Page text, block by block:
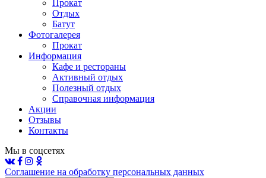
Прокат
Отдых
Батут
Фотогалерея
Прокат
Информация
Кафе и рестораны
Активный отдых
Полезный отдых
Справочная информация
Акции
Отзывы
Контакты
Мы в соцсетях
Соглашение на обработку персональных данных